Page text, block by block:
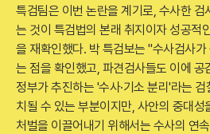
특검팀은 이번 논란을 계기로, 수사한 검
는 것이 특검법의 본래 취지이자 성공적
을 재확인했다. 박 특검보는 "수사검사
는 점을 확인했고, 파견검사들도 이에 공
정부가 추진하는 '수사·기소 분리'라는
치될 수 있는 부분이지만, 사안의 중대성
처벌을 이끌어내기 위해서는 수사의 연